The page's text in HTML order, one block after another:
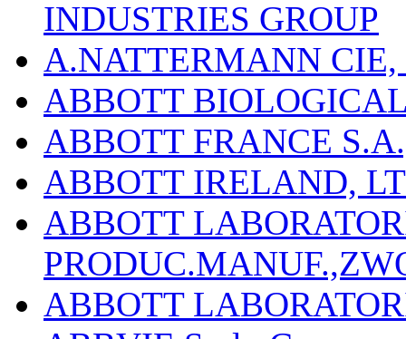
INDUSTRIES GROUP
A.NATTERMANN
ABBOTT
ABBOTT FRANCE
ABBOTT IRELAND,
ABBOTT
ABBOTT